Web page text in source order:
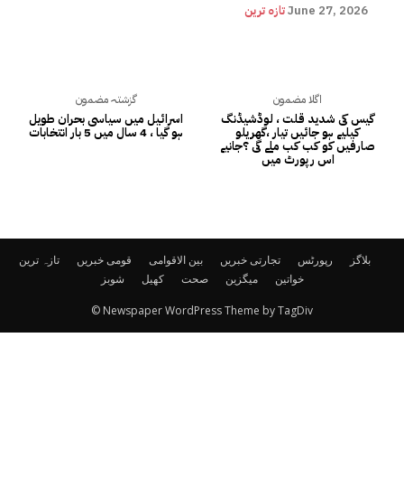
تازہ ترینJune 27, 2026
گزشتہ مضمون
اسرائیل میں سیاسی بحران طویل
ہو گیا ، 4 سال میں 5 بار انتخابات
اگلا مضمون
گیس کی شدید قلت ، لوڈشیڈنگ
کیلیے ہو جائیں تیار ،گھریلو
صارفیں کو کب کب ملے گی ؟جانیے
اس رپورٹ میں
تازہ ترین قومی خبریں بین الاقوامی تجارتی خبریں رپورٹس
بلاگز
شوبز
کھیل صحت میگزین خواتین
© Newspaper WordPress Theme by TagDiv